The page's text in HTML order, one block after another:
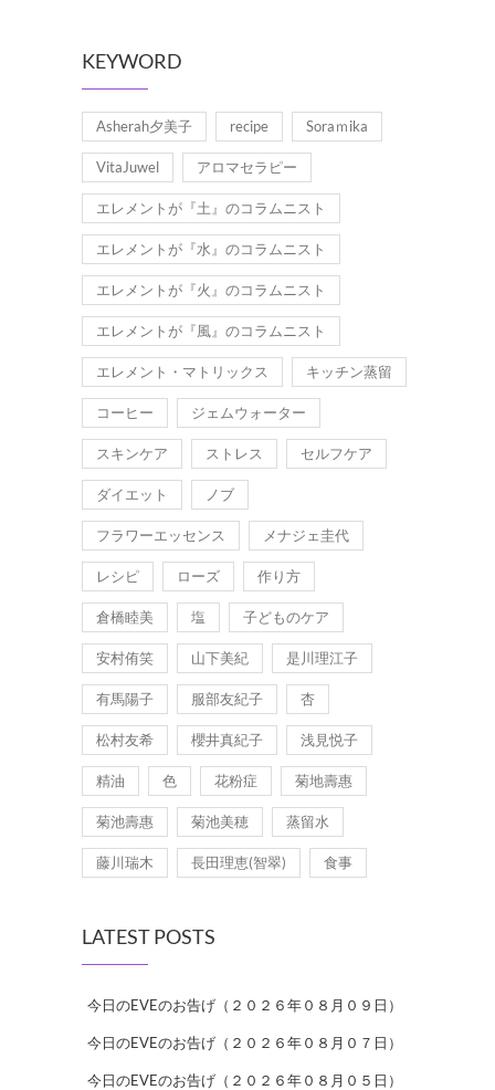
KEYWORD
Asherah夕美子 recipe Soraｍika
VitaJuwel アロマセラピー
エレメントが『土』のコラムニスト
エレメントが『水』のコラムニスト
エレメントが『火』のコラムニスト
エレメントが『風』のコラムニスト
エレメント・マトリックス キッチン蒸留
コーヒー ジェムウォーター
スキンケア ストレス セルフケア
ダイエット ノブ
フラワーエッセンス メナジェ圭代
レシピ ローズ 作り方
倉橋睦美 塩 子どものケア
安村侑笑 山下美紀 是川理江子
有馬陽子 服部友紀子 杏
松村友希 櫻井真紀子 浅見悦子
精油 色 花粉症 菊地壽惠
菊池壽惠 菊池美穂 蒸留水
藤川瑞木 長田理恵(智翠) 食事
LATEST POSTS
今日のEVEのお告げ（２０２６年０８月０９日）
今日のEVEのお告げ（２０２６年０８月０７日）
今日のEVEのお告げ（２０２６年０８月０５日）